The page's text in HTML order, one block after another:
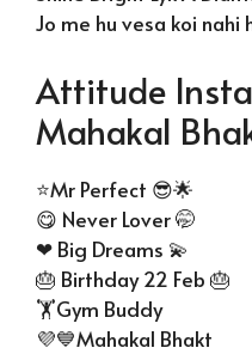
Jo me hu vesa koi nahi
Attitude
Mahakal
⭐Mr Perfect 😎🌟
😋 Never Lover 🤭
❤ Big Dreams 💫
🎂 Birthday 22 Feb 🎂
🏋Gym Buddy
💜💙Mahakal Bhakt